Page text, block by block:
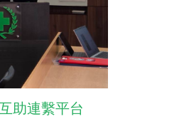
助連繫平台